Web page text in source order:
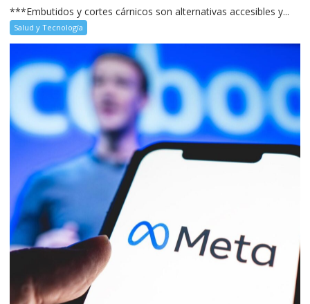
***Embutidos y cortes cárnicos son alternativas accesibles y...
Salud y Tecnología